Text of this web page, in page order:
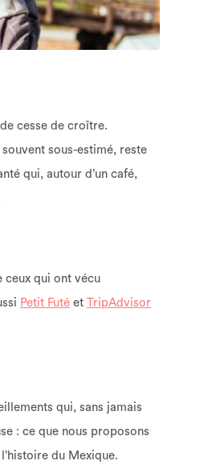
cesse de croître.
sous-estimé, reste
qui, autour d’un café,
ceux qui ont vécu
Petit Futé et TripAdvisor
qui, sans jamais
: ce que nous proposons
du Mexique.